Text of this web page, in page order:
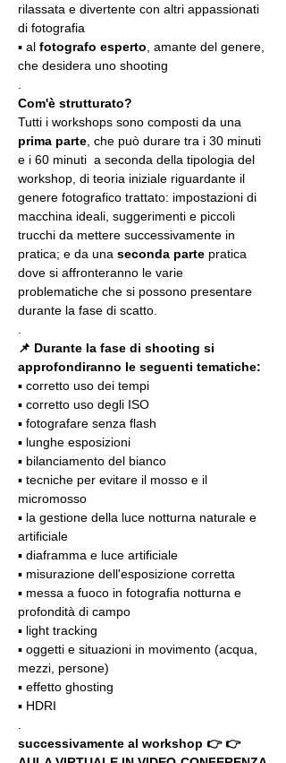
rilassata e divertente con altri appassionati
di fotografia
▪️ al fotografo esperto , amante del genere,
che desidera uno shooting
Com'è strutturato?
Tutti i workshops sono composti da una
prima parte , che può durare tra i 30 minuti
e i 60 minuti  a seconda della tipologia del
workshop, di teoria iniziale riguardante il
genere fotografico trattato: impostazioni di
macchina ideali, suggerimenti e piccoli
trucchi da mettere successivamente in
pratica; e da una seconda parte pratica
dove si affronteranno le varie
problematiche che si possono presentare
durante la fase di scatto.
📌 Durante la fase di shooting si
approfondiranno le seguenti tematiche:
▪️ corretto uso dei tempi
▪️ corretto uso degli ISO
▪️ fotografare senza flash
▪️ lunghe esposizioni
▪️ bilanciamento del bianco
▪️ tecniche per evitare il mosso e il
micromosso
▪️ la gestione della luce notturna naturale e
artificiale
▪️ diaframma e luce artificiale
▪️ misurazione dell'esposizione corretta
▪️ messa a fuoco in fotografia notturna e
profondità di campo
▪️ light tracking
▪️ oggetti e situazioni in movimento (acqua,
mezzi, persone)
▪️ effetto ghosting
▪️ HDRI
successivamente al workshop 👉 👉